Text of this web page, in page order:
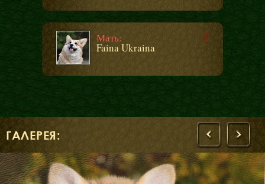
Мать:
Faina Ukraina
ГАЛЕРЕЯ: ‹ ›